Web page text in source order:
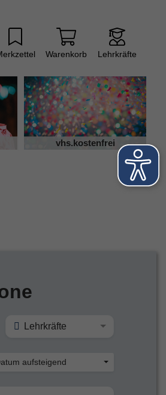
Warenkorb Lehrkräfte
vhs.kostenfrei
Lehrkräfte
aufsteigend